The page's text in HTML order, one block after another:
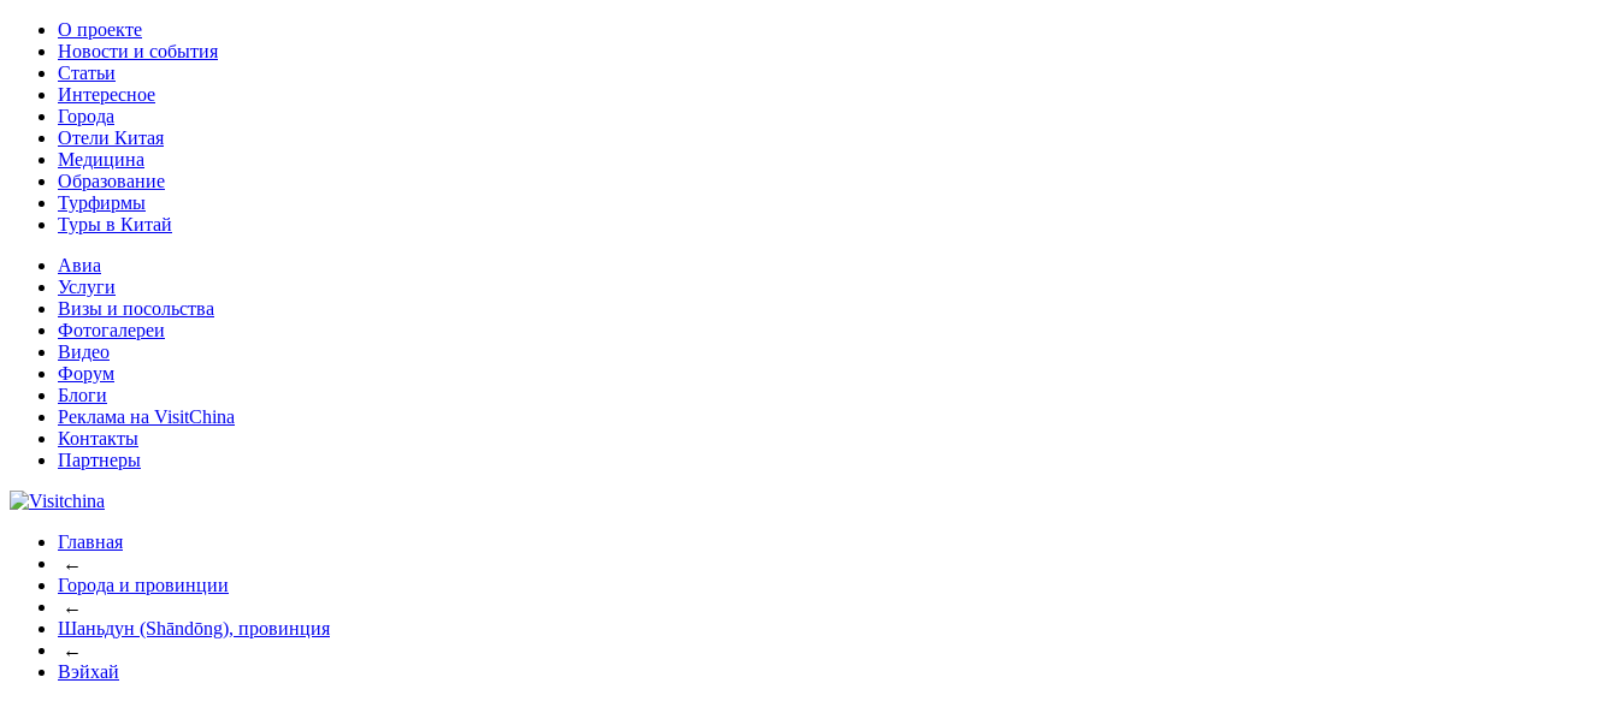
О проекте
Новости и события
Статьи
Интересное
Города
Отели Китая
Медицина
Образование
Турфирмы
Туры в Китай
Авиа
Услуги
Визы и посольства
Фотогалереи
Видео
Форум
Блоги
Реклама на VisitChina
Контакты
Партнеры
Главная
←
Города и провинции
←
Шаньдун (Shāndōng), провинция
←
Вэйхай